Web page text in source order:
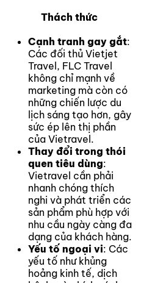
Thách thức
Cạnh tranh gay gắt:
Các đối thủ Vietjet
Travel, FLC Travel
không chỉ mạnh về
marketing mà còn có
những chiến lược du
lịch sáng tạo hơn, gây
sức ép lên thị phần
của Vietravel.
Thay đổi trong thói
quen tiêu dùng:
Vietravel cần phải
nhanh chóng thích
nghi và phát triển các
sản phẩm phù hợp với
nhu cầu ngày càng đa
dạng của khách hàng.
Yếu tố ngoại vi: Các
yếu tố như khủng
hoảng kinh tế, dịch